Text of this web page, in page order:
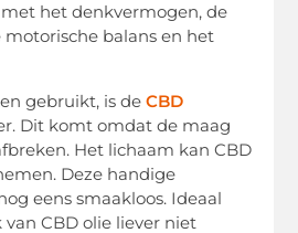
het denkvermogen, de
motorische balans en het
gebruikt, is deCBD
Dit komt omdat de maag
Het lichaam kan CBD
Deze handige
eens smaakloos. Ideaal
CBD olie liever niet